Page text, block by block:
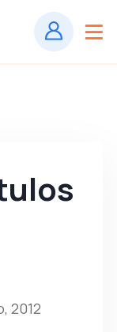
2012